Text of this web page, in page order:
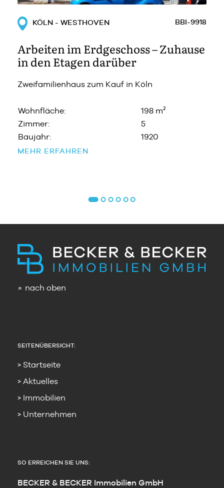
KÖLN - WESTHOVEN BBI-9918
Arbeiten im Erdgeschoss – Zuhause
in den Etagen darüber
Zweifamilienhaus zum Kauf in Köln
Wohnfläche:
198 m²
Zimmer:
5
Baujahr:
1920
MEHR ERFAHREN
» nach oben
SEITENÜBERSICHT:
Startseite
Aktuelles
Immobilien
Unternehmen
SO ERREICHEN SIE UNS:
BECKER & BECKER Immobilien GmbH